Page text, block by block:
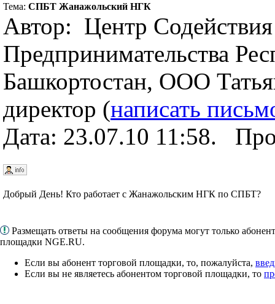
Тема: СПБТ Жанажольский НГК
Автор: Центр
Предпринимательства
Башкортостан, ООО
директор (написать
Дата: 23.07.10 11:58.
Добрый День! Кто работает с Жанажольским НГК по СПБТ?
Размещать ответы на сообщения форума могут только
площадки NGE.RU.
Если вы абонент торговой площадки, то, пожалуйста,
Если вы не являетесь абонентом торговой площадки, то